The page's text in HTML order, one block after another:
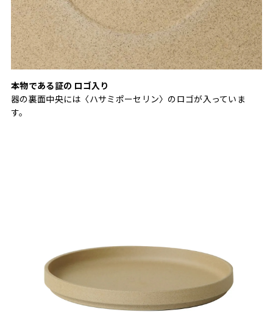
本物である証の ロゴ入り
器の裏面中央には〈ハサミポーセリン〉のロゴが入っていま
す。